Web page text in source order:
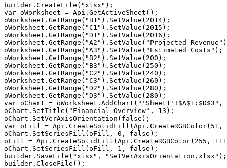
builder.CreateFile("xlsx");
var oWorksheet = Api.GetActiveSheet();
oWorksheet.GetRange("B1").SetValue(2014);
oWorksheet.GetRange("C1").SetValue(2015);
oWorksheet.GetRange("D1").SetValue(2016);
oWorksheet.GetRange("A2").SetValue("Projected
oWorksheet.GetRange("A3").SetValue("Estimated Costs");
oWorksheet.GetRange("B2").SetValue(200);
oWorksheet.GetRange("B3").SetValue(250);
oWorksheet.GetRange("C2").SetValue(240);
oWorksheet.GetRange("C3").SetValue(260);
oWorksheet.GetRange("D2").SetValue(280);
oWorksheet.GetRange("D3").SetValue(280);
var oChart =
oChart.SetTitle("Financial Overview", 13);
oChart.SetVerAxisOrientation(false);
var oFill =
oChart.SetSeriesFill(oFill, 0, false);
oFill = Api.CreateSolidFill(Api.CreateRGBColor(255,
oChart.SetSeriesFill(oFill, 1, false);
builder.SaveFile("xlsx", "SetVerAxisOrientation.xlsx");
builder.CloseFile();